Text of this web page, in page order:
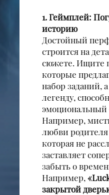
1. Геймплей:
историю
Достойный
строится на
сюжете. Ищите
которые
набор заданий,
легенду,
эмоциональный
Например,
любви
которая не
заставляет
забыть о
Например,«
закрытой